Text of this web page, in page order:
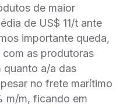
de maior
de US$ 11/t ante
importante queda,
com as produtoras
quanto a/a das
no frete marítimo
m/m, ficando em